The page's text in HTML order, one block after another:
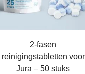
2-fasen
reinigingstabletten voor
Jura – 50 stuks